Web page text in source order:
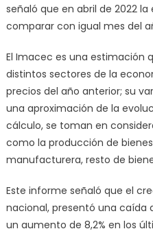
señaló que en abril de 2022
comparar con igual mes del
El Imacec es una estimación
distintos sectores de la
precios del año anterior; su
una aproximación de la
cálculo, se toman en
como la producción de
manufacturera, resto de
Este informe señaló que el
nacional, presentó una caída
un aumento de 8,2% en los